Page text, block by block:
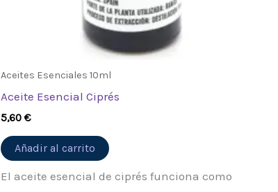
Aceites Esenciales 10ml
Aceite Esencial Ciprés
5,60 €
Añadir al carrito
El aceite esencial de ciprés funciona como